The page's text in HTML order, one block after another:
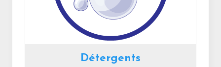
Détergents